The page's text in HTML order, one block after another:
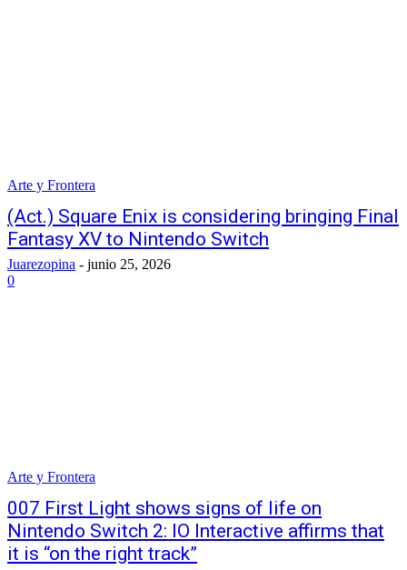
Arte y Frontera
(Act.) Square Enix is ​​considering bringing Final
Fantasy XV to Nintendo Switch
Juarezopina - junio 25, 2026
0
Arte y Frontera
007 First Light shows signs of life on
Nintendo Switch 2: IO Interactive affirms that
it is “on the right track”